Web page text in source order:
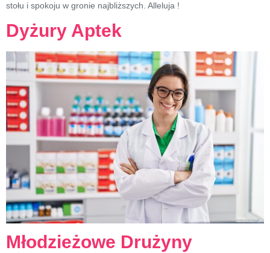
stołu i spokoju w gronie najbliższych. Alleluja !
Dyżury Aptek
Młodzieżowe Drużyny